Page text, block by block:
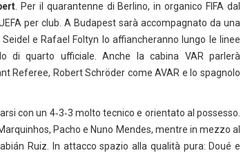
. Per il quarantenne di Berlino, in organico FIFA dal
per club. A Budapest sarà accompagnato da una
e Rafael Foltyn lo affiancheranno lungo le linee
di quarto ufficiale. Anche la cabina VAR parlerà
Referee, Robert Schröder come AVAR e lo spagnolo
con un 4‑3‑3 molto tecnico e orientato al possesso.
Pacho e Nuno Mendes, mentre in mezzo al
Ruiz. In attacco spazio alla qualità pura: Doué e